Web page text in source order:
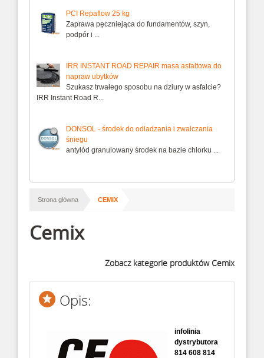
PCI Repaflow 25 kg
Zaprawa pęczniejąca do fundamentów, szyn,
podpór i ...
IRR INSTANT ROAD REPAIR masa asfaltowa do
napraw ubytków
Szukasz trwałego sposobu na dziury w asfalcie?
IRR Instant Road R...
DONSOL - środek do odladzania i zwalczania
śniegu
antylód granulowany środek na bazie chlorku ...
Strona główna CEMIX
Cemix
Zobacz kategorie produktów Cemix
Opis:
infolinia
dystrybutora
814 608 814